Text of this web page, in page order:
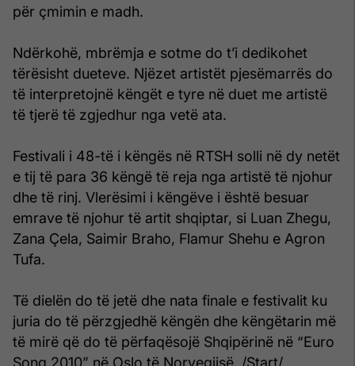
për çmimin e madh.
Ndërkohë, mbrëmja e sotme do t’i dedikohet
tërësisht dueteve. Njëzet artistët pjesëmarrës do
të interpretojnë këngët e tyre në duet me artistë
të tjerë të zgjedhur nga vetë ata.
Festivali i 48-të i këngës në RTSH solli në dy netët
e tij të para 36 këngë të reja nga artistë të njohur
dhe të rinj. Vlerësimi i këngëve i është besuar
emrave të njohur të artit shqiptar, si Luan Zhegu,
Zana Çela, Saimir Braho, Flamur Shehu e Agron
Tufa.
Të dielën do të jetë dhe nata finale e festivalit ku
juria do të përzgjedhë këngën dhe këngëtarin më
të mirë që do të përfaqësojë Shqipërinë në “Euro
Song 2010” në Oslo të Norvegjisë. /Start/